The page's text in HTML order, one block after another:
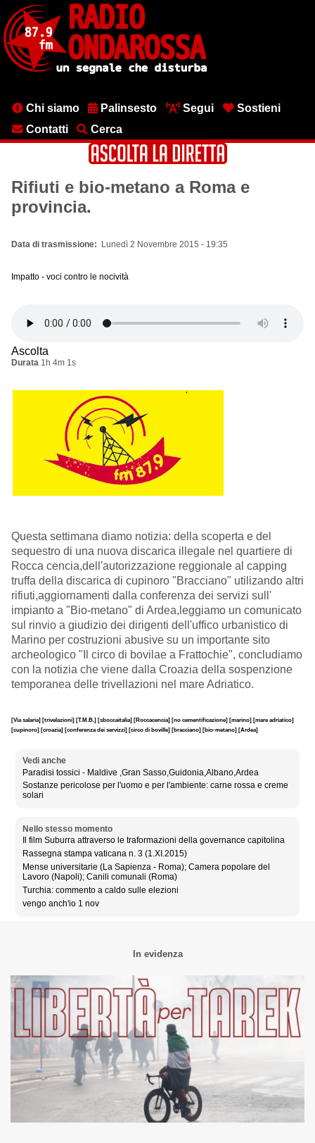
contenuto
principale
MenuChi siamo Palinsesto Segui
Sostieni
Contatti
Cerca
Rifiuti e bio-metano a Roma e
provincia.
Data di trasmissione Lunedì 2 Novembre 2015 - 19:35
Impatto - voci contro le nocività
Ascolta
Durata 1h 4m 1s
Questa settimana diamo notizia: della scoperta e del
sequestro di una nuova discarica illegale nel quartiere di
Rocca cencia,dell'autorizzazione reggionale al capping
truffa della discarica di cupinoro "Bracciano" utilizando altri
rifiuti,aggiornamenti dalla conferenza dei servizi sull'
impianto a "Bio-metano" di Ardea,leggiamo un comunicato
sul rinvio a giudizio dei dirigenti dell'uffico urbanistico di
Marino per costruzioni abusive su un importante sito
archeologico "Il circo di bovilae a Frattochie", concludiamo
con la notizia che viene dalla Croazia della sospenzione
temporanea delle trivellazioni nel mare Adriatico.
[Via salaria] [trivelazioni] [T.M.B.] [sboccaitalia] [Roccacencia] [no cementificazione] [marino] [mare adriatico]
[cupinoro] [croazia] [conferenza dei servizzi] [circo di boville] [bracciano] [bio-metano] [Ardea]
Vedi anche
Paradisi tossici - Maldive ,Gran Sasso,Guidonia,Albano,Ardea
Sostanze pericolose per l'uomo e per l'ambiente: carne rossa e creme
solari
Nello stesso momento
Il film Suburra attraverso le traformazioni della governance capitolina
Rassegna stampa vaticana n. 3 (1.XI.2015)
Mense universitarie (La Sapienza - Roma); Camera popolare del
Lavoro (Napoli); Canili comunali (Roma)
Turchia: commento a caldo sulle elezioni
vengo anch'io 1 nov
In evidenza